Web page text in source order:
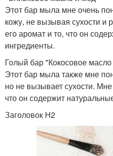
Этот бар мыла мне очень
кожу, не вызывая сухости и
его аромат и то, что он
ингредиенты.
Голый бар "Кокосовое
Этот бар мыла также мне
но не вызывает сухости.
что он содержит
Заголовок H2